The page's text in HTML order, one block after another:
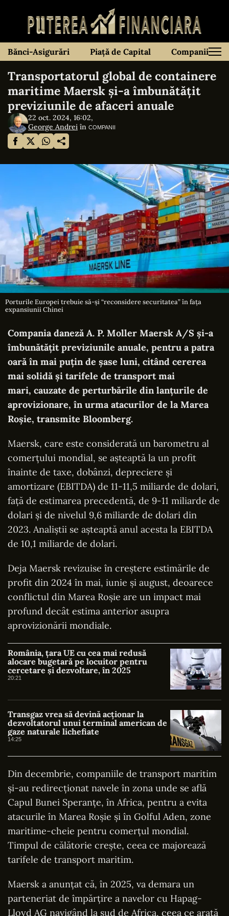
Bănci-Asigurări Piață de Capital Companii
Transportatorul global de containere
maritime Maersk și-a îmbunătățit
previziunile de afaceri anuale
22 oct. 2024, 16:02,
George Andrei în COMPANII
Porturile Europei trebuie să-și “reconsidere securitatea” în fața
expansiunii Chinei
Compania daneză A. P. Moller Maersk A/S şi-a
îmbunătăţit previziunile anuale, pentru a patra
oară în mai puţin de şase luni, citând cererea
mai solidă şi tarifele de transport mai
mari, cauzate de perturbările din lanţurile de
aprovizionare, în urma atacurilor de la Marea
Roşie, transmite Bloomberg.
Maersk, care este considerată un barometru al
comerţului mondial, se aşteaptă la un profit
înainte de taxe, dobânzi, depreciere şi
amortizare (EBITDA) de 11-11,5 miliarde de dolari,
faţă de estimarea precedentă, de 9-11 miliarde de
dolari şi de nivelul 9,6 miliarde de dolari din
2023. Analiştii se aşteaptă anul acesta la EBITDA
de 10,1 miliarde de dolari.
Deja Maersk revizuise în creştere estimările de
profit din 2024 în mai, iunie şi august, deoarece
conflictul din Marea Roşie are un impact mai
profund decât estima anterior asupra
aprovizionării mondiale.
România, țara UE cu cea mai redusă
alocare bugetară pe locuitor pentru
cercetare și dezvoltare, în 2025
20:21
Transgaz vrea să devină acționar la
dezvoltatorul unui terminal american de
gaze naturale lichefiate
14:25
Din decembrie, companiile de transport maritim
şi-au redirecţionat navele în zona unde se află
Capul Bunei Speranţe, în Africa, pentru a evita
atacurile în Marea Roşie şi în Golful Aden, zone
maritime-cheie pentru comerţul mondial.
Timpul de călătorie creşte, ceea ce majorează
tarifele de transport maritim.
Maersk a anunțat că, în 2025, va demara un
parteneriat de împărţire a navelor cu Hapag-
Lloyd AG navigând la sud de Africa, ceea ce arată